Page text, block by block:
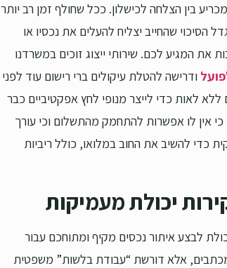
בין הצלחה לכישלון. ככל שחולף זמן רב יותר
שהחייב יצליח להעלים את נכסיו או
את המגיע לכם. שירותי ייצוג זוכים במשרדנו
ודרישה להטלת עיקולים ברי רישום עוד לפני
לאות כדי לייצר מנופי לחץ אפקטיביים כבר
כי אין לו אפשרות להתחמק מהתשלום וכי עורך
כדי להשיב את החוב במלואו, כולל ריביות
יכולת מעמיקות
לבצע איתור נכסים מקיף ומתוחכם עבור
אלא דורשת “עבודת בלשות” משפטית